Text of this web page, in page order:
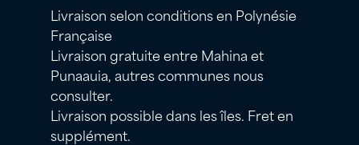
Livraison selon conditions en Polynésie
Française
Livraison gratuite entre Mahina et
Punaauia, autres communes nous
consulter.
Livraison possible dans les îles. Fret en
supplément.